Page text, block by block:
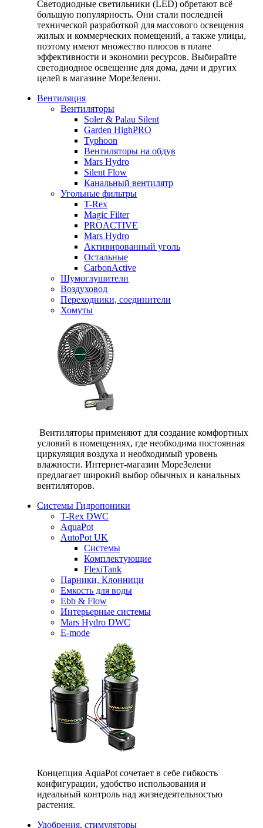
Светодиодные светильники (LED) обретают всё
большую популярность. Они стали последней
технической разработкой для массового освещения
жилых и коммерческих помещений, а также улицы,
поэтому имеют множество плюсов в плане
эффективности и экономии ресурсов. Выбирайте
светодиодное освещение для дома, дачи и других
целей в магазине МореЗелени.
Вентиляция
Вентиляторы
Soler & Palau Silent
Garden HighPRO
Typhoon
Вентиляторы на обдув
Mars Hydro
Silent Flow
Канальный вентилятр
Угольные фильтры
T-Rex
Magic Filter
PROACTIVE
Mars Hydro
Активированный уголь
Остальные
CarbonActive
Шумоглушители
Воздуховод
Переходники, соединители
Хомуты
Вентиляторы применяют для создание комфортных
условий в помещениях, где необходима постоянная
циркуляция воздуха и необходимый уровень
влажности. Интернет-магазин МореЗелени
предлагает широкий выбор обычных и канальных
вентиляторов.
Системы Гидропоники
T-Rex DWC
AquaPot
AutoPot UK
Системы
Комплектующие
FlexiTank
Парники, Клонници
Емкость для воды
Ebb & Flow
Интерьерные системы
Mars Hydro DWC
E-mode
Концепция AquaPot сочетает в себе гибкость
конфигурации, удобство использования и
идеальный контроль над жизнедеятельностью
растения.
Удобрения, стимуляторы